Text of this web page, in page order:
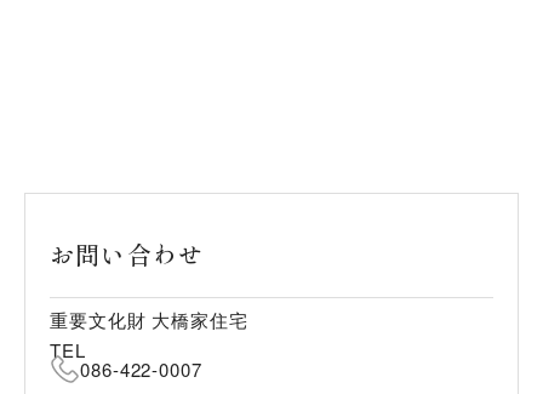
お問い合わせ
重要文化財 大橋家住宅
TEL
086-422-0007